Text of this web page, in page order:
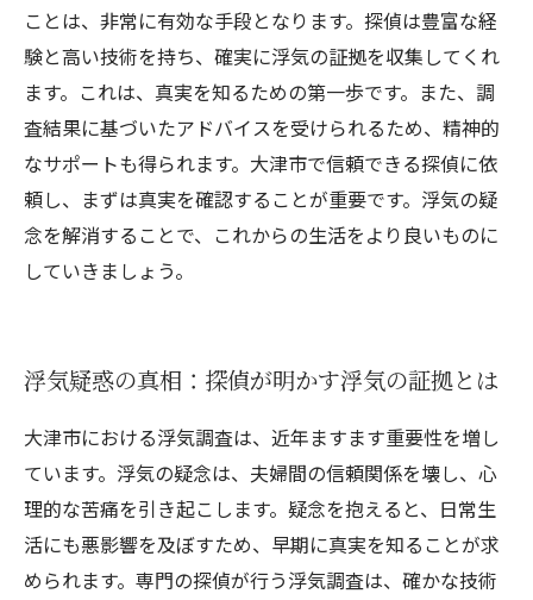
ことは、非常に有効な手段となります。探偵は豊富な経
験と高い技術を持ち、確実に浮気の証拠を収集してくれ
ます。これは、真実を知るための第一歩です。また、調
査結果に基づいたアドバイスを受けられるため、精神的
なサポートも得られます。大津市で信頼できる探偵に依
頼し、まずは真実を確認することが重要です。浮気の疑
念を解消することで、これからの生活をより良いものに
していきましょう。
浮気疑惑の真相：探偵が明かす浮気の証拠とは
大津市における浮気調査は、近年ますます重要性を増し
ています。浮気の疑念は、夫婦間の信頼関係を壊し、心
理的な苦痛を引き起こします。疑念を抱えると、日常生
活にも悪影響を及ぼすため、早期に真実を知ることが求
められます。専門の探偵が行う浮気調査は、確かな技術